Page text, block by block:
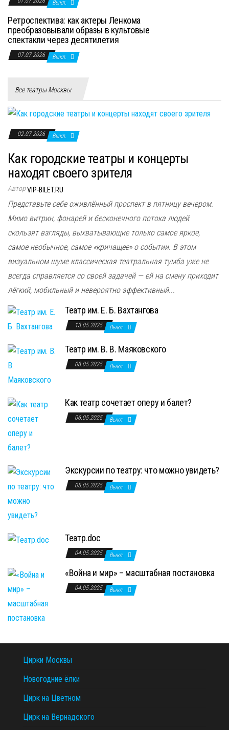
Выкл.
Ретроспектива: как актеры Ленкома
преобразовывали образы в культовые
спектакли через десятилетия
07.07.2026 Выкл.
Все театры Москвы
02.07.2026 Выкл.
Как городские театры и концерты
находят своего зрителя
АвторVIP-BILET.RU
Представьте себе оживлённый проспект в пятницу вечером.
Мимо витрин, фонарей и бесконечного потока людей
скользят взгляды, выхватывающие только самое яркое,
самое необычное, самое «кричащее» о событии. В этом
визуальном шуме классическая театральная тумба уже не
всегда справляется со своей задачей — ей на смену приходит
лёгкий, мобильный и невероятно эффективный...
Театр им. Е. Б. Вахтангова
13.05.2025 Выкл.
Театр им. В. В. Маяковского
08.05.2025 Выкл.
Как театр сочетает оперу и балет?
06.05.2025 Выкл.
Экскурсии по театру: что можно увидеть?
05.05.2025 Выкл.
Театр.doc
04.05.2025 Выкл.
«Война и мир» – масштабная постановка
04.05.2025 Выкл.
Цирки Москвы
Новогодние ёлки
Цирк на Цветном
Цирк на Вернадского